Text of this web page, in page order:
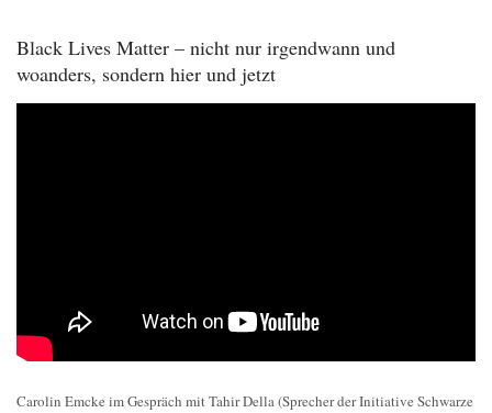
Black Lives Matter – nicht nur irgendwann und
woanders, sondern hier und jetzt
Carolin Emcke im Gespräch mit Tahir Della (Sprecher der Initiative Schwarze